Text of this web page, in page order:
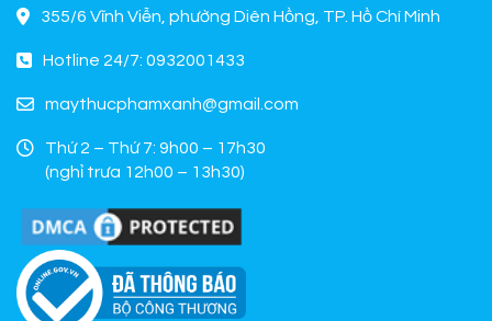
355/6 Vĩnh Viễn, phường Diên Hồng, TP. Hồ Chí Minh
Hotline 24/7: 0932001433
maythucphamxanh@gmail.com
Thứ 2 – Thứ 7: 9h00 – 17h30
(nghỉ trưa 12h00 – 13h30)